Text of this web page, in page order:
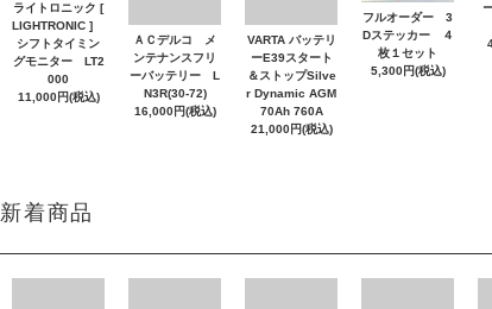
ライトロニック [
LIGHTRONIC ]
シフトタイミン
グモニター LT2
000
11,000円(税込)
ＡＣデルコ メ
ンテナンスフリ
ーバッテリー L
N3R(30-72)
16,000円(税込)
VARTA バッテリ
ーE39スタート
＆ストップSilve
r Dynamic AGM
70Ah 760A
21,000円(税込)
フルオーダー 3
Dステッカー ４
枚１セット
5,300円(税込)
新着商品